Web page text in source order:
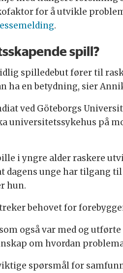
for å utvikle
.
spill?
spilledebut fører til
ha en betydning, sier
ved Göteborgs
universitetssykehus på
i yngre alder raskere
dagens unge har tilgang
hun.
behovet for
også var med og
om hvordan
spørsmål for